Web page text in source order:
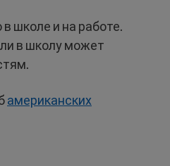
школе и на работе.
в школу может
американских